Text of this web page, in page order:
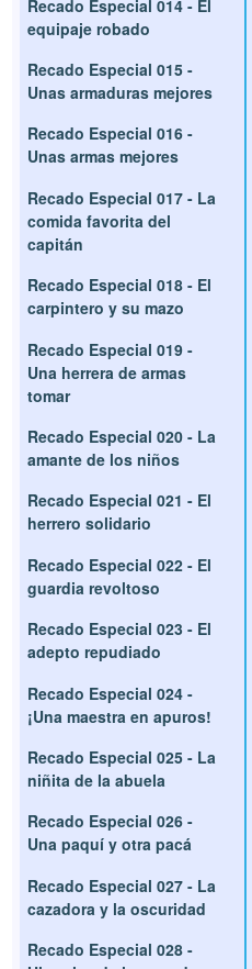
Recado Especial 014 - El
equipaje robado
Recado Especial 015 -
Unas armaduras mejores
Recado Especial 016 -
Unas armas mejores
Recado Especial 017 - La
comida favorita del
capitán
Recado Especial 018 - El
carpintero y su mazo
Recado Especial 019 -
Una herrera de armas
tomar
Recado Especial 020 - La
amante de los niños
Recado Especial 021 - El
herrero solidario
Recado Especial 022 - El
guardia revoltoso
Recado Especial 023 - El
adepto repudiado
Recado Especial 024 -
¡Una maestra en apuros!
Recado Especial 025 - La
niñita de la abuela
Recado Especial 026 -
Una paquí y otra pacá
Recado Especial 027 - La
cazadora y la oscuridad
Recado Especial 028 -